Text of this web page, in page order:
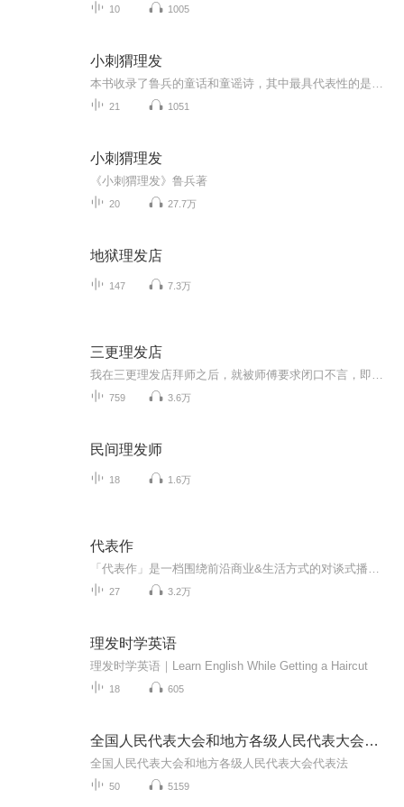
10 1005
小刺猬理发
21 1051
小刺猬理发
《小刺猬理发》鲁兵著
20 27.7万
地狱理发店
147 7.3万
三更理发店
759 3.6万
民间理发师
18 1.6万
代表作
27 3.2万
理发时学英语
理发时学英语｜Learn English While Getting a Haircut
18 605
全国人民代表大会和地方各级人民代表大会代表法
全国人民代表大会和地方各级人民代表大会代表法
50 5159